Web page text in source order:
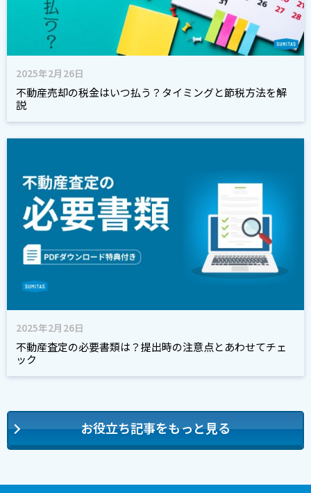
2025年2月26日
不動産売却の税金はいつ払う？タイミングと節税方法を解
説
2025年2月26日
不動産査定の必要書類は？提出時の注意点とあわせてチェ
ック
お役立ち記事をもっと見る